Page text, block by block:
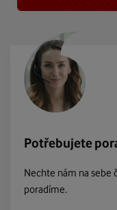
Potřebujete
Nechte nám na sebe
poradíme.